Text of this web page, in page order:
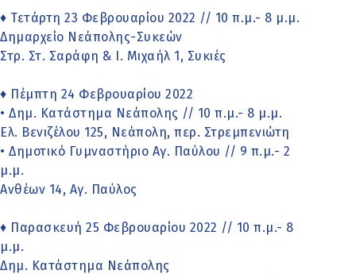
♦ Τετάρτη 23 Φεβρουαρίου 2022 // 10 π.μ.- 8 μ.μ.
Δημαρχείο Νεάπολης-Συκεών
Στρ. Στ. Σαράφη & Ι. Μιχαήλ 1, Συκιές
♦ Πέμπτη 24 Φεβρουαρίου 2022
• Δημ. Κατάστημα Νεάπολης // 10 π.μ.- 8 μ.μ.
Ελ. Βενιζέλου 125, Νεάπολη, περ. Στρεμπενιώτη
• Δημοτικό Γυμναστήριο Αγ. Παύλου // 9 π.μ.- 2
μ.μ.
Ανθέων 14, Αγ. Παύλος
♦ Παρασκευή 25 Φεβρουαρίου 2022 // 10 π.μ.- 8
μ.μ.
Δημ. Κατάστημα Νεάπολης